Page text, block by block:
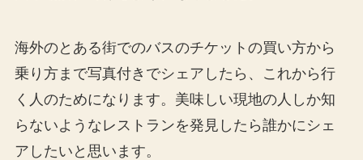
海外のとある街でのバスのチケットの買い方から
乗り方まで写真付きでシェアしたら、これから行
く人のためになります。美味しい現地の人しか知
らないようなレストランを発見したら誰かにシェ
アしたいと思います。